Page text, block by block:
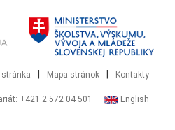
stránka Mapa stránok Kontakty
+421 2 572 04 501 English